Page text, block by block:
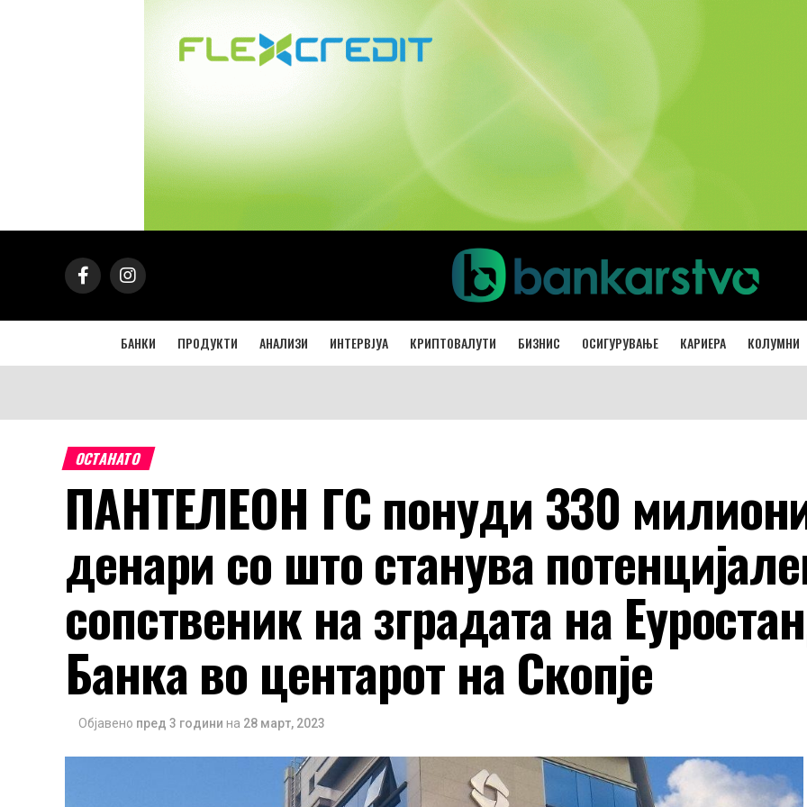
БАНКИ ПРОДУКТИ АНАЛИЗИ ИНТЕРВЈУА КРИПТОВАЛУТИ БИЗНИС ОСИГУРУВАЊЕ КАРИЕРА КОЛУМНИ
ОСТАНАТО
ПАНТЕЛЕОН ГС понуди 330
денари со што станува
сопственик на зградата на
Банка во центарот на Скопје
Објавено пред 3 години на 28 март, 2023